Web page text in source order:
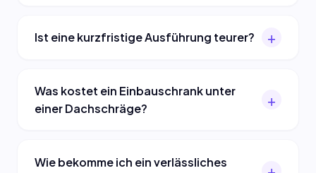
Ist eine kurzfristige Ausführung teurer?
Was kostet ein Einbauschrank unter
einer Dachschräge?
Wie bekomme ich ein verlässliches